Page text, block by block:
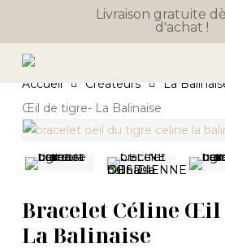
main
Livraison gratuite
d'achat !
Accueil Créateurs La
Œil de tigre- La Balinaise
Bracelet Céline
La Balinaise